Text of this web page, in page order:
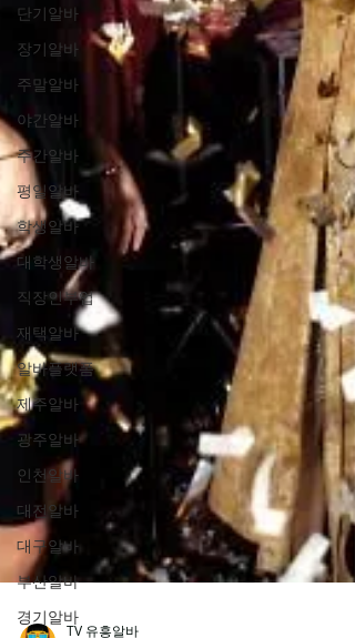
단기알바
장기알바
주말알바
야간알바
주간알바
평일알바
학생알바
대학생알바
직장인부업
재택알바
알바플랫폼
제주알바
광주알바
인천알바
대전알바
대구알바
부산알바
경기알바